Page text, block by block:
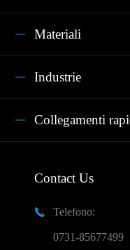
Materiali
Industrie
Collegamenti
Contact Us

Telefono:
0731-85677499